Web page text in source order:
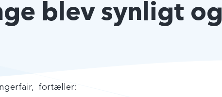
blev synligt og
Ingerfair, fortæller: